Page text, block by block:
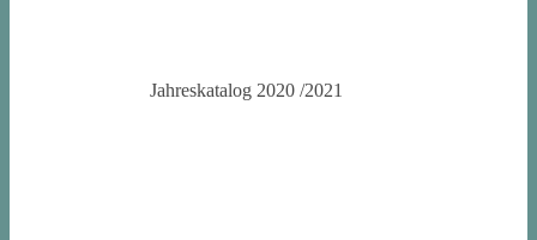
Jahreskatalog 2020 /2021